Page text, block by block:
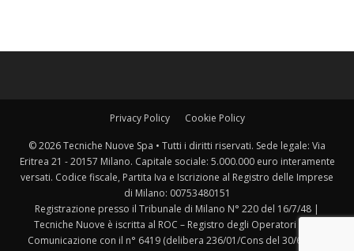
Privacy Policy Cookie Policy
© 2026 Tecniche Nuove Spa • Tutti i diritti riservati. Sede legale: Via
Eritrea 21 - 20157 Milano. Capitale sociale: 5.000.000 euro interamente
versati. Codice fiscale, Partita Iva e Iscrizione al Registro delle Imprese
di Milano: 00753480151
Registrazione presso il Tribunale di Milano N° 220 del 16/7/48 |
Tecniche Nuove è iscritta al ROC – Registro degli Operatori della
Comunicazione con il n° 6419 (delibera 236/01/Cons del 30/6/2001